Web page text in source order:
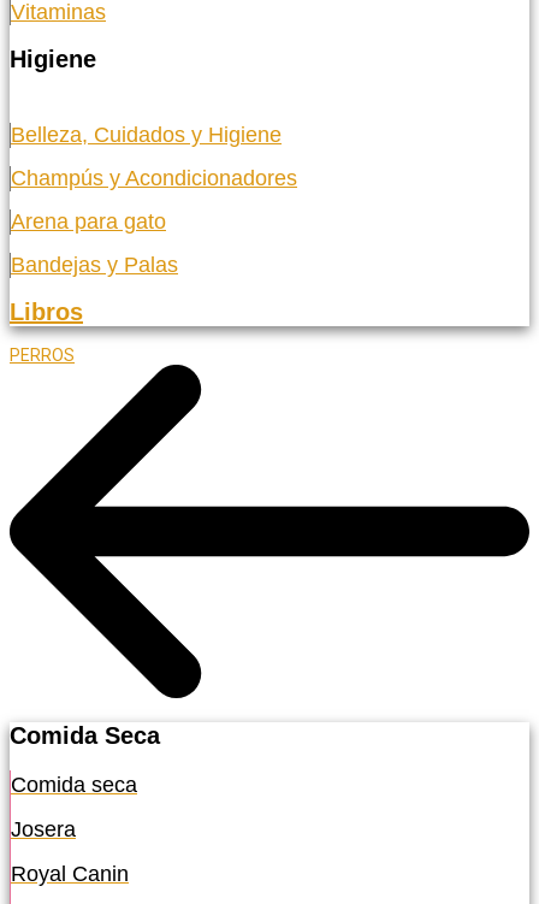
Vitaminas
Higiene
Belleza, Cuidados y Higiene
Champús y Acondicionadores
Arena para gato
Bandejas y Palas
Libros
PERROS
Comida Seca
Comida seca
Josera
Royal Canin